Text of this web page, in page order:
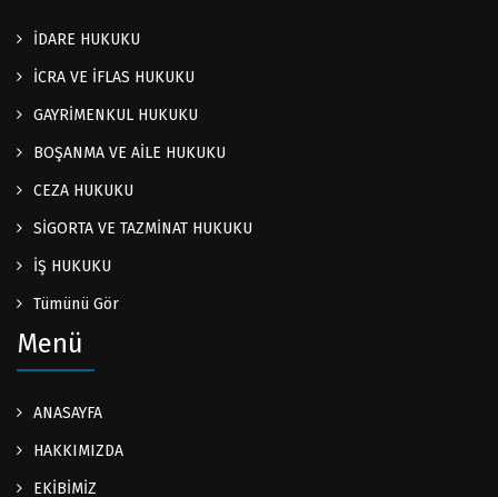
İDARE HUKUKU
İCRA VE İFLAS HUKUKU
GAYRİMENKUL HUKUKU
BOŞANMA VE AİLE HUKUKU
CEZA HUKUKU
SİGORTA VE TAZMİNAT HUKUKU
İŞ HUKUKU
Tümünü Gör
Menü
ANASAYFA
HAKKIMIZDA
EKİBİMİZ